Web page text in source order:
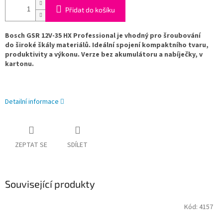
Přidat do košíku
Bosch GSR 12V-35 HX Professional je vhodný pro šroubování
do široké škály materiálů. Ideální spojení kompaktního tvaru,
produktivity a výkonu. Verze bez akumulátoru a nabíječky, v
kartonu.
Detailní informace
ZEPTAT SE SDÍLET
Související produkty
Kód: 4157